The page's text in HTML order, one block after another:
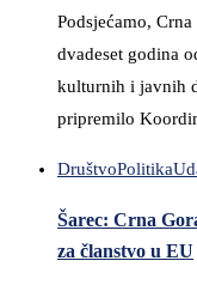
Podsjećamo,
dvadeset godina
kulturnih i javnih
pripremilo
DruštvoPolitika
Šarec: Crna
za članstvo u EU